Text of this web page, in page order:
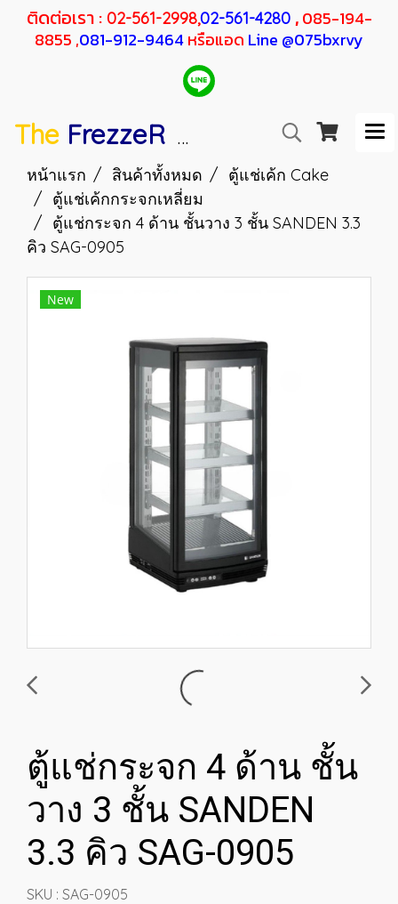
ติดต่อเรา : 02-561-2998,02-561-4280 ,085-194-
8855 ,081-912-9464หรือแอด Line @075bxrvy
The FrezzeR SANDEN F RESHER
หน้าแรก สินค้าทั้งหมด
ตู้แช่เค้ก Cake
ตู้แช่เค้กกระจกเหลี่ยม
ตู้แช่กระจก 4 ด้าน ชั้นวาง 3 ชั้น SANDEN 3.3
คิว SAG-0905
New
ตู้แช่กระจก 4 ด้าน ชั้น
วาง 3 ชั้น SANDEN
3.3 คิว SAG-0905
SKU : SAG-0905